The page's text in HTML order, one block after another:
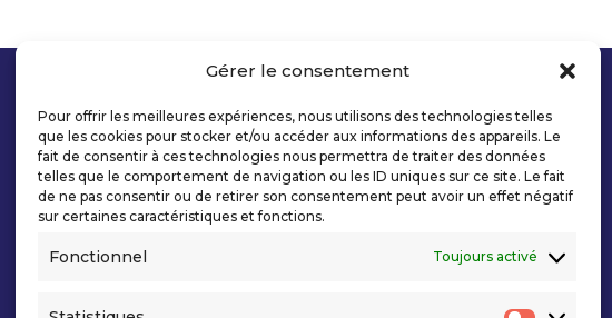
Gérer le consentement
Pour offrir les meilleures expériences, nous utilisons des technologies telles
que les cookies pour stocker et/ou accéder aux informations des appareils. Le
fait de consentir à ces technologies nous permettra de traiter des données
telles que le comportement de navigation ou les ID uniques sur ce site. Le fait
de ne pas consentir ou de retirer son consentement peut avoir un effet négatif
sur certaines caractéristiques et fonctions.
Fonctionnel Toujours activé